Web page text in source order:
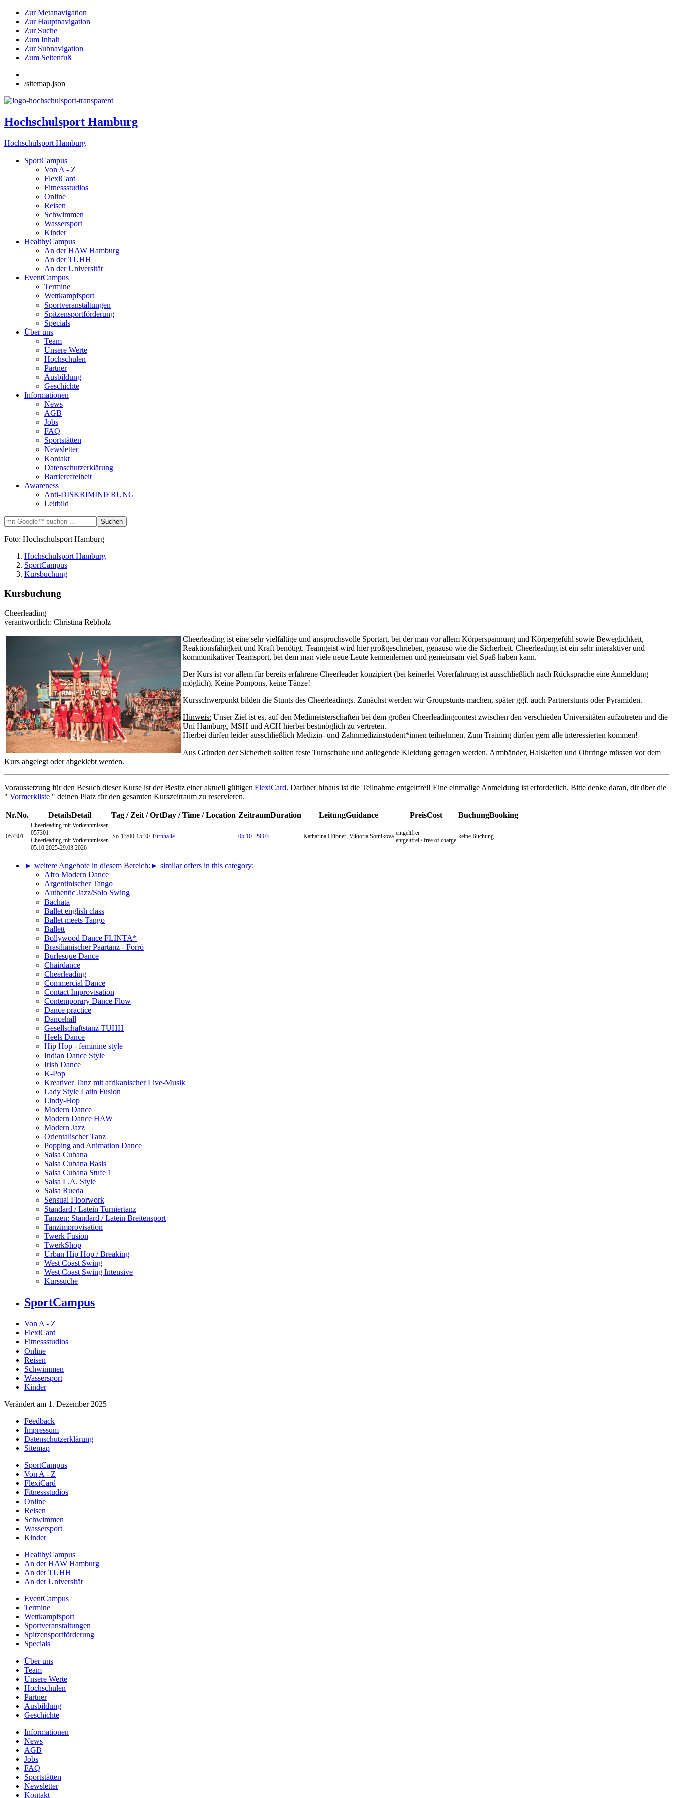
Zur Metanavigation
Zur Hauptnavigation
Zur Suche
Zum Inhalt
Zur Subnavigation
Zum Seitenfuß
/sitemap.json
Hochschulsport Hamburg
Hochschulsport Hamburg
SportCampus
Von A - Z
FlexiCard
Fitnessstudios
Online
Reisen
Schwimmen
Wassersport
Kinder
HealthyCampus
An der HAW Hamburg
An der TUHH
An der Universität
EventCampus
Termine
Wettkampfsport
Sportveranstaltungen
Spitzensportförderung
Specials
Über uns
Team
Unsere Werte
Hochschulen
Partner
Ausbildung
Geschichte
Informationen
News
AGB
Jobs
FAQ
Sportstätten
Newsletter
Kontakt
Datenschutzerklärung
Barrierefreiheit
Awareness
Anti-DISKRIMINIERUNG
Leitbild
Foto: Hochschulsport Hamburg
Hochschulsport Hamburg
SportCampus
Kursbuchung
Kursbuchung
Cheerleading
verantwortlich: Christina Rebholz
Cheerleading ist eine sehr vielfältige und anspruchsvolle Sportart, bei der man vor allem Körperspannung und Körpergefühl sowie Beweglichkeit,
Reaktionsfähigkeit und Kraft benötigt. Teamgeist wird hier großgeschrieben, genauso wie die Sicherheit. Cheerleading ist ein sehr interaktiver und
kommunikativer Teamsport, bei dem man viele neue Leute kennenlernen und gemeinsam viel Spaß haben kann.
Der Kurs ist vor allem für bereits erfahrene Cheerleader konzipiert (bei keinerlei Vorerfahrung ist ausschließlich nach Rücksprache eine Anmeldung
möglich). Keine Pompons, keine Tänze!
Kursschwerpunkt bilden die Stunts des Cheerleadings. Zunächst werden wir Groupstunts machen, später ggf. auch Partnerstunts oder Pyramiden.
Hinweis: Unser Ziel ist es, auf den Medimeisterschaften bei dem großen Cheerleadingcontest zwischen den verschieden Universitäten aufzutreten und die
Uni Hamburg, MSH und ACH hierbei bestmöglich zu vertreten.
Hierbei dürfen leider ausschließlich Medizin- und Zahnmedizinstudent*innen teilnehmen. Zum Training dürfen gern alle interessierten kommen!
Aus Gründen der Sicherheit sollten feste Turnschuhe und anliegende Kleidung getragen werden. Armbänder, Halsketten und Ohrringe müssen vor dem
Kurs abgelegt oder abgeklebt werden.
Voraussetzung für den Besuch dieser Kurse ist der Besitz einer aktuell gültigen FlexiCard. Darüber hinaus ist die Teilnahme entgeltfrei! Eine einmalige Anmeldung ist erforderlich. Bitte denke daran, dir über die
" Vormerkliste " deinen Platz für den gesamten Kurszeitraum zu reservieren.
Nr.No. DetailsDetail Tag / Zeit / OrtDay / Time / Location ZeitraumDuration LeitungGuidance PreisCost BuchungBooking
057301
Cheerleading mit Vorkenntnissen
057301
Cheerleading mit Vorkenntnissen
05.10.2025-29.03.2026
So 13:00-15:30 Turnhalle 05.10.-29.03. Katharina Hübner, Viktoria Sotnikova entgeltfrei
entgeltfrei / free of charge
keine Buchung
► weitere Angebote in diesem Bereich: ► similar offers in this category:
Afro Modern Dance
Argentinischer Tango
Authentic Jazz/Solo Swing
Bachata
Ballet english class
Ballet meets Tango
Ballett
Bollywood Dance FLINTA*
Brasilianischer Paartanz - Forró
Burlesque Dance
Chairdance
Cheerleading
Commercial Dance
Contact Improvisation
Contemporary Dance Flow
Dance practice
Dancehall
Gesellschaftstanz TUHH
Heels Dance
Hip Hop - feminine style
Indian Dance Style
Irish Dance
K-Pop
Kreativer Tanz mit afrikanischer Live-Musik
Lady Style Latin Fusion
Lindy-Hop
Modern Dance
Modern Dance HAW
Modern Jazz
Orientalischer Tanz
Popping and Animation Dance
Salsa Cubana
Salsa Cubana Basis
Salsa Cubana Stufe 1
Salsa L.A. Style
Salsa Rueda
Sensual Floorwork
Standard / Latein Turniertanz
Tanzen: Standard / Latein Breitensport
Tanzimprovisation
Twerk Fusion
TwerkShop
Urban Hip Hop / Breaking
West Coast Swing
West Coast Swing Intensive
Kurssuche
SportCampus
Von A - Z
FlexiCard
Fitnessstudios
Online
Reisen
Schwimmen
Wassersport
Kinder
Verändert am 1. Dezember 2025
Feedback
Impressum
Datenschutzerklärung
Sitemap
SportCampus
Von A - Z
FlexiCard
Fitnessstudios
Online
Reisen
Schwimmen
Wassersport
Kinder
HealthyCampus
An der HAW Hamburg
An der TUHH
An der Universität
EventCampus
Termine
Wettkampfsport
Sportveranstaltungen
Spitzensportförderung
Specials
Über uns
Team
Unsere Werte
Hochschulen
Partner
Ausbildung
Geschichte
Informationen
News
AGB
Jobs
FAQ
Sportstätten
Newsletter
Kontakt